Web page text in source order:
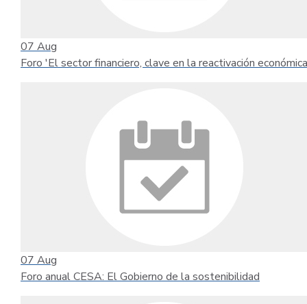
07 Aug
Foro 'El sector financiero, clave en la reactivación
07 Aug
Foro anual CESA: El Gobierno de la sostenibilidad